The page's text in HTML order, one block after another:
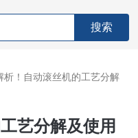
析！自动滚丝机的工艺分解
艺分解及使用